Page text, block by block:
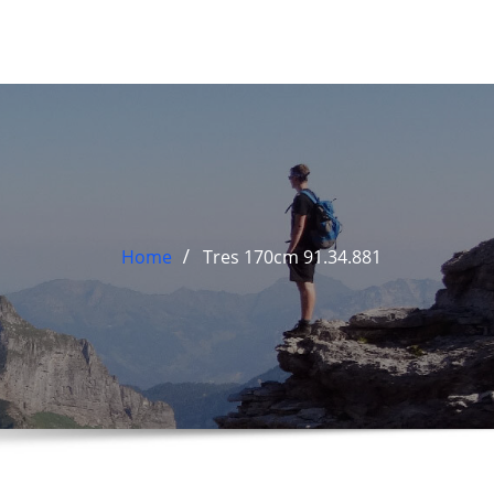
Home Tres 170cm 91.34.881